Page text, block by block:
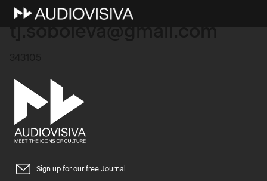
13 Ottobre 2025
Sign up for our free Journal